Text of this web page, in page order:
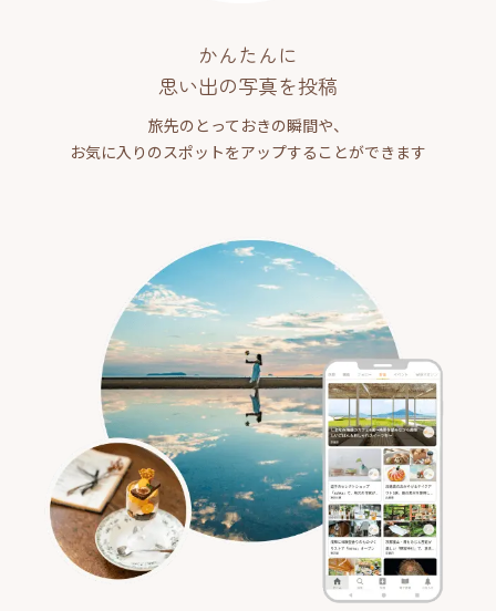
かんたんに
思い出の写真を投稿
旅先のとっておきの瞬間や、
お気に入りのスポットをアップすることができます